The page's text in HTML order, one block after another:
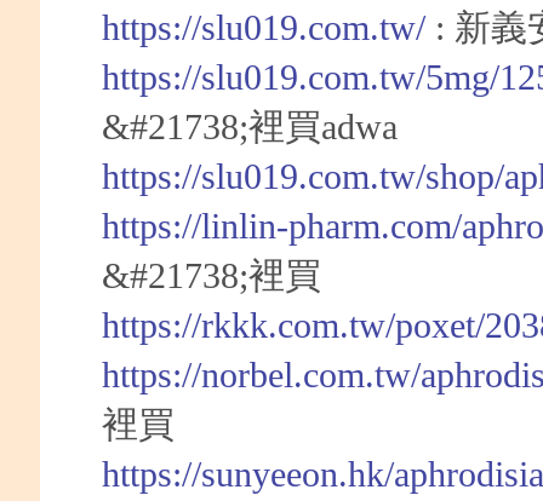
https://slu019.com.tw/: 新義
https://slu019.com.tw/5mg/
&#21738;裡買adwa
https://slu019.com.tw/shop/
https://linlin-pharm.com/
&#21738;裡買
https://rkkk.com.tw/poxet/
https://norbel.com.tw/
裡買
https://sunyeeon.hk/